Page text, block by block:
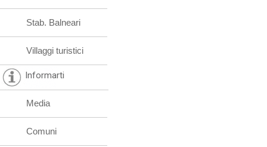
Stab. Balneari
Villaggi turistici
Informarti
Media
Comuni